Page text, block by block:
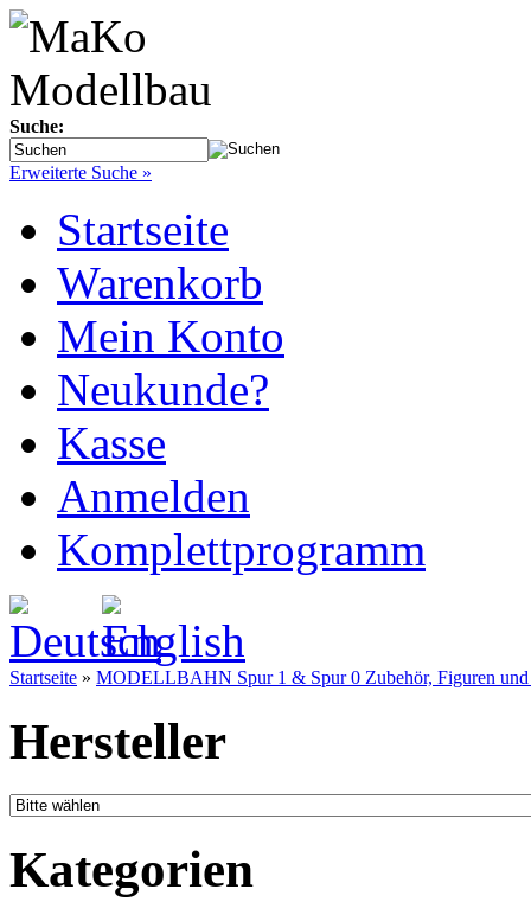
Suche:
Erweiterte Suche »
Startseite
Warenkorb
Mein Konto
Neukunde?
Kasse
Anmelden
Komplettprogramm
Startseite » MODELLBAHN Spur 1 & Spur 0 Zubehör, Figuren und
Hersteller
Kategorien